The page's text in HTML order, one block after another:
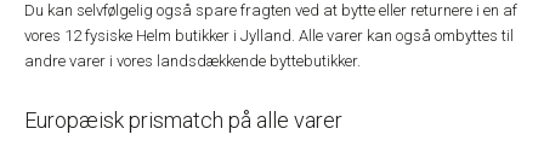
Du kan selvfølgelig også spare fragten ved at bytte eller returnere i en af
vores 12 fysiske Helm butikker i Jylland. Alle varer kan også ombyttes til
andre varer i vores landsdækkende byttebutikker.
Europæisk prismatch på alle varer